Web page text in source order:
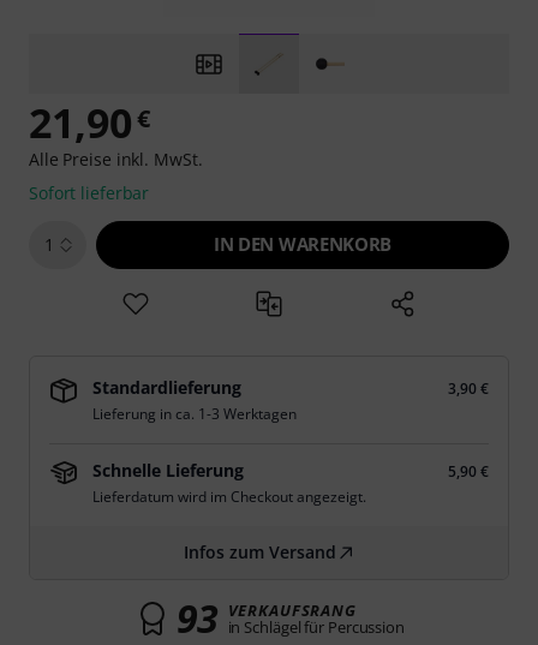
21,90€
Alle Preise inkl. MwSt.
Sofort lieferbar
1 IN DEN WARENKORB
Standardlieferung
3,90 €
Lieferung in ca. 1-3 Werktagen
Schnelle Lieferung
5,90 €
Lieferdatum wird im Checkout angezeigt.
Infos zum Versand
93 VERKAUFSRANG
in Schlägel für Percussion